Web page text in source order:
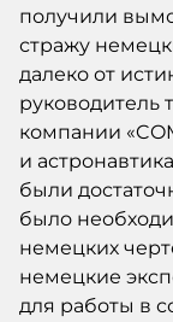
получили
стражу
далеко от
руководитель
компании
и
были
было
немецких
немецкие
для работы в